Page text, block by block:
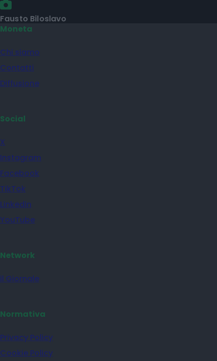
Fausto Biloslavo
Moneta
Chi siamo
Contatti
Diffusione
Social
X
Instagram
Facebook
TikTok
Linkedin
YouTube
Network
il Giornale
Normativa
Privacy Policy
Cookie Policy